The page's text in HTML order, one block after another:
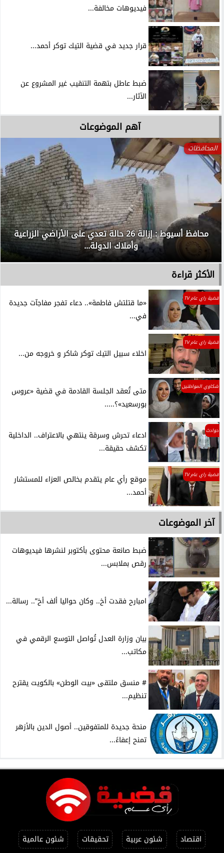
فيديوهات مخالفة...
قرار جديد في قضية التيك توكر أحمد...
ضبط عاطل بتهمة التنقيب غير المشروع عن
الآثار...
آهم الموضوعات
المحافظات
محافظ أسيوط : إزالة 26 حالة تعدي على الأراضي الزراعية
وأملاك الدولة...
الأكثر قراءة
قضية راي عام TV
«ما قتلتش فاطمة».. دعاء تفجر مفاجآت جديدة
في...
قضية راي عام TV
اخلاء سبيل التيك توكر شاكر و خروجه من...
شكاوي المواطنين
متى تُعقد الجلسة القادمة في قضية «عروس
بورسعيد»؟.....
حوادث
ادعاء تحرش وسرقة ينتهي بالاعتراف.. الداخلية
تكشف حقيقة...
قضية راي عام TV
موقع رأي عام يتقدم بخالص العزاء للمستشار
أحمد...
آخر الموضوعات
ضبط صانعة محتوى بأكتوبر لنشرها فيديوهات
رقص بملابس...
امبارح فقدت أخ.. وكان حواليا ألف أخ”.. رسالة...
بيان وزارة العدل تُواصل التوسع الرقمي في
مكاتب...
# منسق ملتقى «بيت الوطن» بالكويت يقترح
تنظيم...
منحة جديدة للمتفوقين.. أصول الدين بالأزهر
تمنح إعفاءً...
اقتصاد شئون عربية تحقيقات شئون عالمية